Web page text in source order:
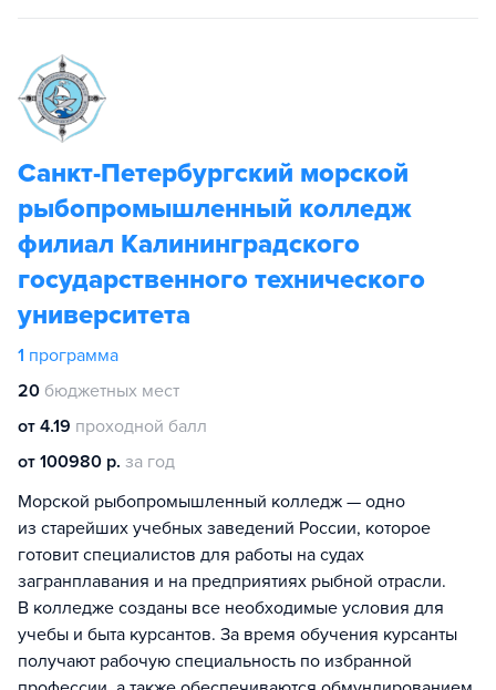
Санкт-Петербургский морской
рыбопромышленный колледж
филиал Калининградского
государственного технического
университета
1 программа
20 бюджетных мест
от 4.19 проходной балл
от 100980 р. за год
Морской рыбопромышленный колледж — одно
из старейших учебных заведений России, которое
готовит специалистов для работы на судах
загранплавания и на предприятиях рыбной отрасли.
В колледже созданы все необходимые условия для
учебы и быта курсантов. За время обучения курсанты
получают рабочую специальность по избранной